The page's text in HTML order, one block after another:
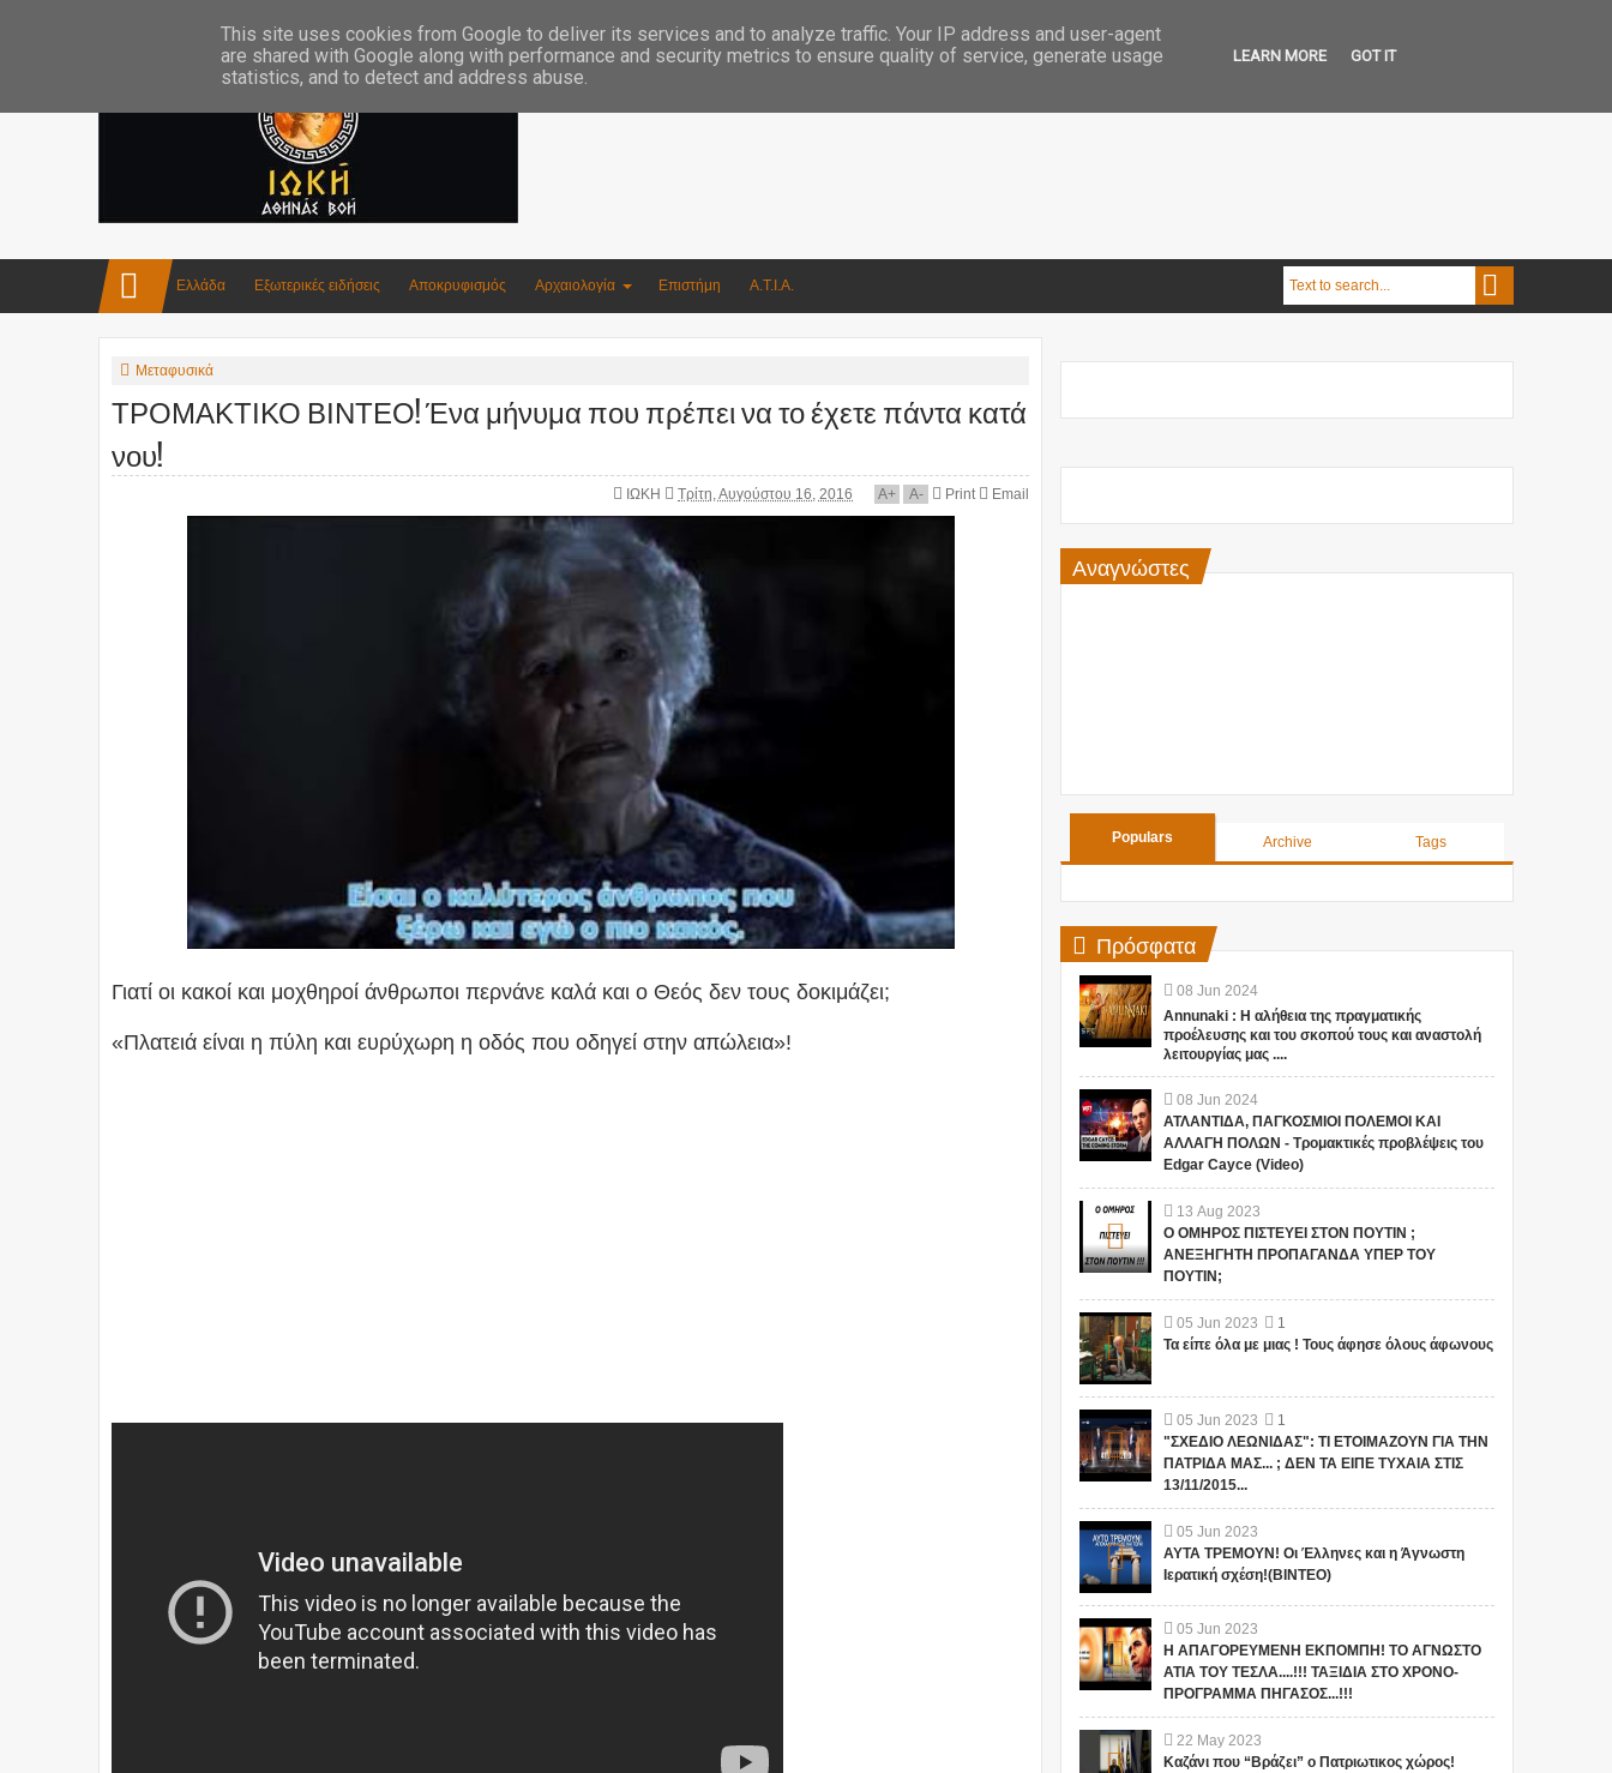
Ελλάδα Εξωτερικές ειδήσεις Αποκρυφισμός Αρχαιολογία Επιστήμη Α.Τ.Ι.Α.
Μεταφυσικά
ΤΡΟΜΑΚΤΙΚΟ ΒΙΝΤΕΟ! Ένα μήνυμα που πρέπει να το έχετε πάντα κατά
νου!
ΙΩΚΗ Τρίτη, Αυγούστου 16, 2016 A+ A- Print Email
Γιατί οι κακοί και μοχθηροί άνθρωποι περνάνε καλά και ο Θεός δεν τους δοκιμάζει;
«Πλατειά είναι η πύλη και ευρύχωρη η οδός που οδηγεί στην απώλεια»!
Αναγνώστες
Populars Archive Tags
Πρόσφατα
08 Jun 2024
Annunaki : Η αλήθεια της πραγματικής
προέλευσης και του σκοπού τους και αναστολή
λειτουργίας μας ....
08 Jun 2024
ΑΤΛΑΝΤΙΔΑ, ΠΑΓΚΟΣΜΙΟΙ ΠΟΛΕΜΟΙ ΚΑΙ
ΑΛΛΑΓΗ ΠΟΛΩΝ - Τρομακτικές προβλέψεις του
Edgar Cayce (Video)
13 Aug 2023
Ο ΟΜΗΡΟΣ ΠΙΣΤΕΥΕΙ ΣΤΟΝ ΠΟΥΤΙΝ ;
ΑΝΕΞΗΓΗΤΗ ΠΡΟΠΑΓΑΝΔΑ ΥΠΕΡ ΤΟΥ
ΠΟΥΤΙΝ;
05 Jun 2023
1
Τα είπε όλα με μιας ! Τους άφησε όλους άφωνους
05 Jun 2023
1
"ΣΧΕΔΙΟ ΛΕΩΝΙΔΑΣ": ΤΙ ΕΤΟΙΜΑΖΟΥΝ ΓΙΑ ΤΗΝ
ΠΑΤΡΙΔΑ ΜΑΣ... ; ΔΕΝ ΤΑ ΕΙΠΕ ΤΥΧΑΙΑ ΣΤΙΣ
13/11/2015...
05 Jun 2023
ΑΥΤΑ ΤΡΕΜΟΥΝ! Οι Έλληνες και η Άγνωστη
Ιερατική σχέση!(ΒΙΝΤΕΟ)
05 Jun 2023
Η ΑΠΑΓΟΡΕΥΜΕΝΗ ΕΚΠΟΜΠΗ! ΤΟ ΑΓΝΩΣΤΟ
ΑΤΙΑ ΤΟΥ ΤΕΣΛΑ....!!! ΤΑΞΙΔΙΑ ΣΤΟ ΧΡΟΝΟ-
ΠΡΟΓΡΑΜΜΑ ΠΗΓΑΣΟΣ...!!!
22 May 2023
Καζάνι που “Βράζει” ο Πατριωτικος χώρος!
This site uses cookies from Google to deliver its services and to analyze traffic. Your IP address and user-agent
are shared with Google along with performance and security metrics to ensure quality of service, generate usage
statistics, and to detect and address abuse.
LEARN MORE GOT IT